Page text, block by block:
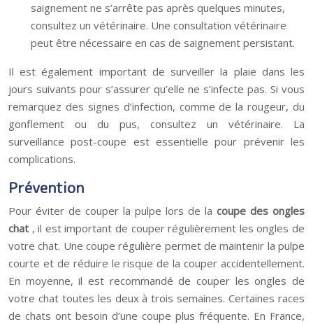
saignement ne s’arrête pas après quelques minutes,
consultez un vétérinaire. Une consultation vétérinaire
peut être nécessaire en cas de saignement persistant.
Il est également important de surveiller la plaie dans les
jours suivants pour s’assurer qu’elle ne s’infecte pas. Si vous
remarquez des signes d’infection, comme de la rougeur, du
gonflement ou du pus, consultez un vétérinaire. La
surveillance post-coupe est essentielle pour prévenir les
complications.
Prévention
Pour éviter de couper la pulpe lors de la coupe des ongles
chat , il est important de couper régulièrement les ongles de
votre chat. Une coupe régulière permet de maintenir la pulpe
courte et de réduire le risque de la couper accidentellement.
En moyenne, il est recommandé de couper les ongles de
votre chat toutes les deux à trois semaines. Certaines races
de chats ont besoin d’une coupe plus fréquente. En France,